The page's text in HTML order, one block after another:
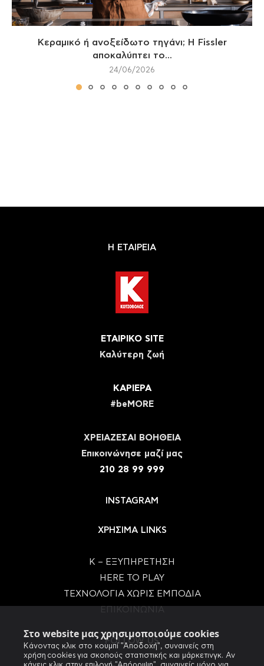
Στο website μας χρησιμοποιούμε cookies
Κάνοντας κλικ στο κουμπί "Αποδοχή", συναινείς στη
χρήση cookies για σκοπούς στατιστικής και μάρκετινγκ. Αν
Κεραμικό ή ανοξείδωτο τηγάνι; Η Fissler
αποκαλύπτει το...
24/06/2026
Η ΕΤΑΙΡΕΙΑ
ΕΤΑΙΡΙΚΟ SITE
Καλύτερη ζωή
ΚΑΡΙΕΡΑ
#beMORE
ΧΡΕΙΑΖΕΣΑΙ ΒΟΗΘΕΙΑ
Eπικοινώνησε μαζί μας
210 28 99 999
INSTAGRAM
ΧΡΗΣΙΜΑ LINKS
Κ – ΕΞΥΠΗΡΕΤΗΣΗ
HERE TO PLAY
ΤΕΧΝΟΛΟΓΙΑ ΧΩΡΙΣ ΕΜΠΟΔΙΑ
FOLLOW US